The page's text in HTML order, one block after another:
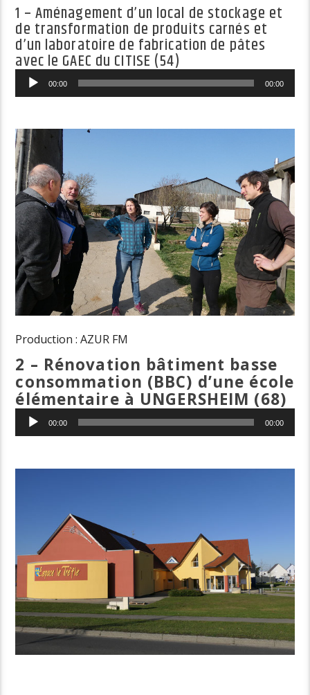
1 – Aménagement d’un local de stockage et
de transformation de produits carnés et
d’un laboratoire de fabrication de pâtes
avec le GAEC du CITISE (54)
Lecteur
audio
00:00 00:00
Production : AZUR FM
2 – Rénovation bâtiment basse
consommation (BBC) d’une école
élémentaire à UNGERSHEIM (68)
Lecteur
audio
00:00 00:00